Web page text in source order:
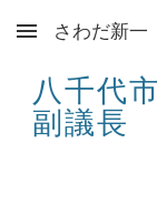
Skip to main
さわだ新一
八千代
副議長